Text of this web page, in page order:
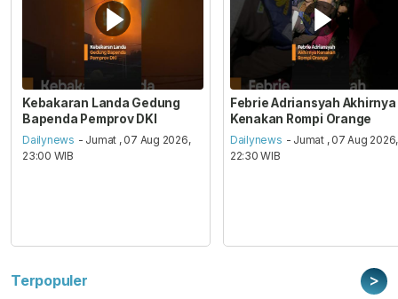
Kebakaran Landa Gedung
Bapenda Pemprov DKI
Dailynews - Jumat , 07 Aug 2026,
23:00 WIB
Febrie Adriansyah Akhirnya
Kenakan Rompi Orange
Dailynews - Jumat , 07 Aug 2026,
22:30 WIB
Terpopuler >